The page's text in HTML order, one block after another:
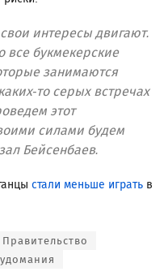
интересы двигают.
все букмекерские
занимаются
то серых встречах
этот
силами будем
Бейсенбаев.
стали меньше играть в
Правительство